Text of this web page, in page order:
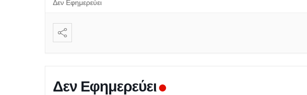
Δεν Εφημερεύει
Δεν Εφημερεύει